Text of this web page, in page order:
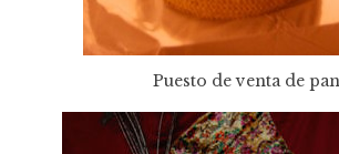
Puesto de venta de